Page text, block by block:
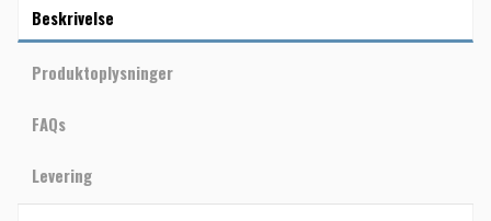
Beskrivelse
Produktoplysninger
FAQs
Levering